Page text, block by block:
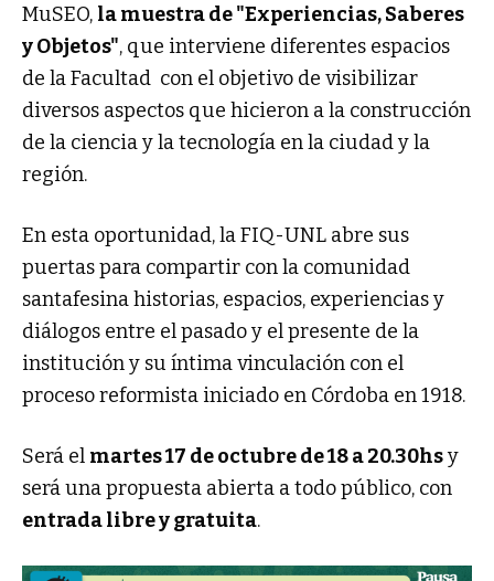
MuSEO, la muestra de "Experiencias, Saberes
y Objetos", que interviene diferentes espacios
de la Facultad con el objetivo de visibilizar
diversos aspectos que hicieron a la construcción
de la ciencia y la tecnología en la ciudad y la
región.
En esta oportunidad, la FIQ-UNL abre sus
puertas para compartir con la comunidad
santafesina historias, espacios, experiencias y
diálogos entre el pasado y el presente de la
institución y su íntima vinculación con el
proceso reformista iniciado en Córdoba en 1918.
Será el martes 17 de octubre de 18 a 20.30hsy
será una propuesta abierta a todo público, con
entrada libre y gratuita.